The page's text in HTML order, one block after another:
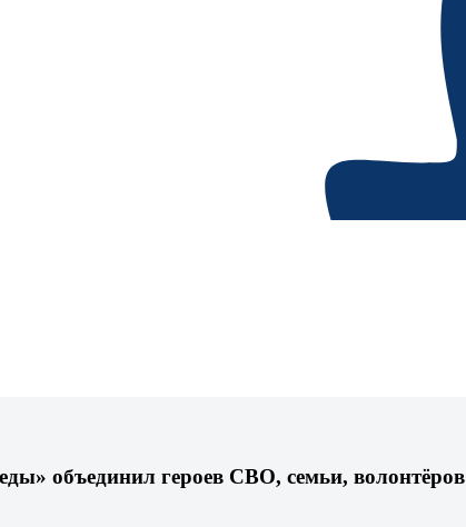
объединил героев СВО, семьи, волонтёров